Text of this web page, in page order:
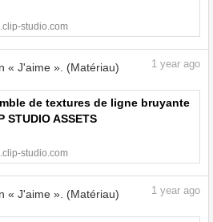
studio.com
« J'aime ». (Matériau) 1 year ago
de textures de ligne bruyante
STUDIO ASSETS
studio.com
« J'aime ». (Matériau) 1 year ago